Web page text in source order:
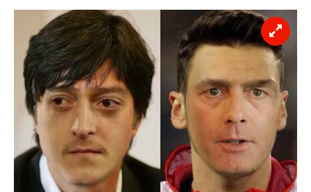
Sizlere daha iyi bir hizmet sunabilmek için İnternet
Sitemizde kendimize ve üçüncü kişilere ait çerezler
kullanılmaktadır. Bu çerezler vasıtasıyla çeşitli kişisel
verileriniz işlenmekte olup gerekli olan çerezler bilgi
toplumu hizmetlerinin sunulması amacıyla
kullanılmaktadır. Diğer çerezler, sitemizin daha işlevsel
kılınması ve kişiselleştirilmesi ve sizlere yönelik
reklam/pazarlama faaliyetlerinin yapılması, amaçlarıyla
sınırlı olarak açık rızanız dahilinde kullanılacaktır.
Çerezlere ilişkin tercihlerinizi aşağıda yer alan panel